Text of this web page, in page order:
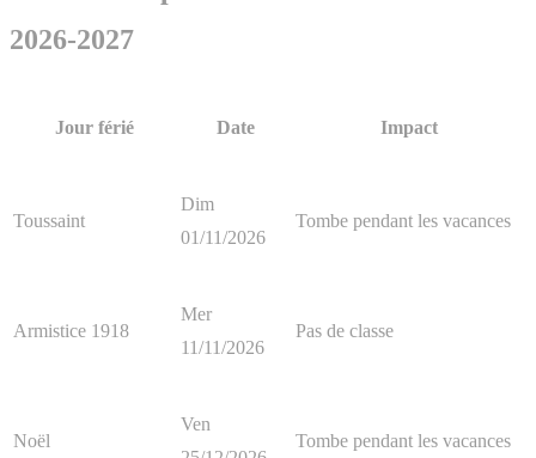
2026-2027
Jour férié Date Impact
Toussaint
Dim
01/11/2026
Tombe pendant les vacances
Armistice 1918
Mer
11/11/2026
Pas de classe
Noël
Ven
Tombe pendant les vacances